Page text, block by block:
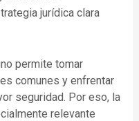
jurídica clara
permite tomar
comunes y enfrentar
seguridad. Por eso, la
relevante